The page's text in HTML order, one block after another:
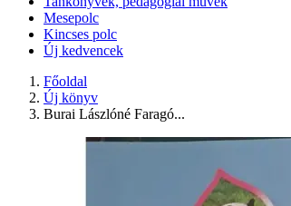
Mesepolc
Kincses polc
Új kedvencek
Főoldal
Új könyv
Burai Lászlóné Faragó...